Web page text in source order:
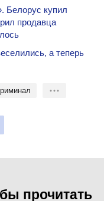
Белорус купил
продавца
а теперь
криминал
прочитать